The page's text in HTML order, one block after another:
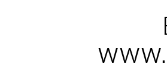
Des